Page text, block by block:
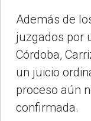
Además de
juzgados por
Córdoba,
un juicio
proceso aún
confirmada.